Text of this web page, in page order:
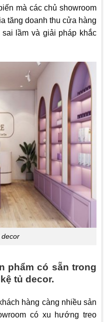
mà các chủ showroom
tăng doanh thu cửa hàng
lầm và giải pháp khắc
phẩm có sẵn trong
tủ decor.
hàng càng nhiều sản
có xu hướng treo